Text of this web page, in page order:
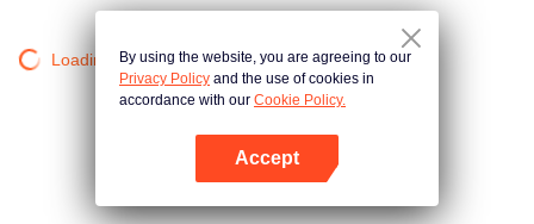
Loading…By using the website, you are agreeing to our
Privacy Policy and the use of cookies in
accordance with our Cookie Policy.
Accept